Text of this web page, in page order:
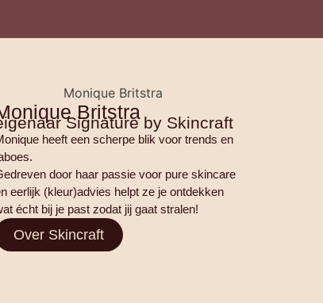
Britstra
Signature by Skincraft
heeft een scherpe blik voor trends en
door haar passie voor pure skincare
eerlijk (kleur)advies helpt ze je ontdekken
écht bij je past zodat jij gaat stralen!
Over Skincraft